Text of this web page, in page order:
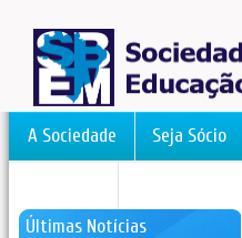
A Sociedade Seja Sócio
Últimas Notícias